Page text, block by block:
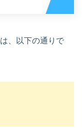
、以下の通りで